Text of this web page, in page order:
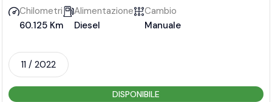
Chilometri
60.125 Km
Alimentazione
Diesel
Cambio
Manuale
11 / 2022
DISPONIBILE